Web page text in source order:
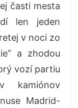
časti mesta
len jeden
v noci zo
a zhodou
vozí partiu
kamiónov
Madrid-